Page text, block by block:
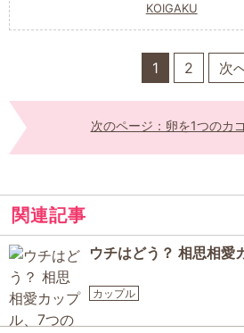
KOIGAKU
1 2 次
次のページ：卵を1つのカ
関連記事
ウチはどう？ 相思相愛
カップル